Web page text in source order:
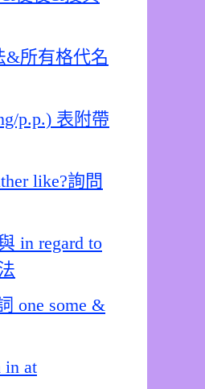
&所有格代名
p.p.) 表附帶
like?詢問
in regard to
one some &
in at